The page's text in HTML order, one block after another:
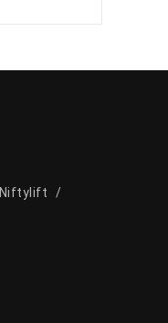
Niftylift